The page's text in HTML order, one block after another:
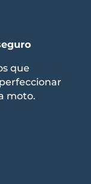
que
moto.